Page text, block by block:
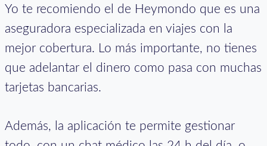
Yo te recomiendo el de Heymondo que es una
aseguradora especializada en viajes con la
mejor cobertura. Lo más importante, no tienes
que adelantar el dinero como pasa con muchas
tarjetas bancarias.
Además, la aplicación te permite gestionar